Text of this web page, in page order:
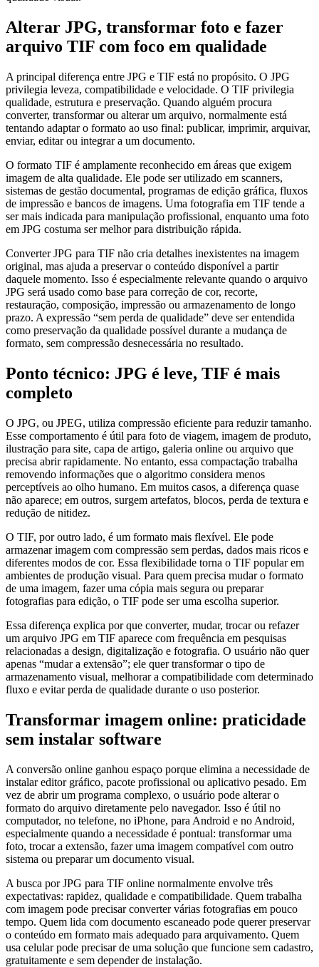
Alterar JPG, transformar foto e fazer
arquivo TIF com foco em qualidade
A principal diferença entre JPG e TIF está no propósito. O JPG
privilegia leveza, compatibilidade e velocidade. O TIF privilegia
qualidade, estrutura e preservação. Quando alguém procura
converter, transformar ou alterar um arquivo, normalmente está
tentando adaptar o formato ao uso final: publicar, imprimir, arquivar,
enviar, editar ou integrar a um documento.
O formato TIF é amplamente reconhecido em áreas que exigem
imagem de alta qualidade. Ele pode ser utilizado em scanners,
sistemas de gestão documental, programas de edição gráfica, fluxos
de impressão e bancos de imagens. Uma fotografia em TIF tende a
ser mais indicada para manipulação profissional, enquanto uma foto
em JPG costuma ser melhor para distribuição rápida.
Converter JPG para TIF não cria detalhes inexistentes na imagem
original, mas ajuda a preservar o conteúdo disponível a partir
daquele momento. Isso é especialmente relevante quando o arquivo
JPG será usado como base para correção de cor, recorte,
restauração, composição, impressão ou armazenamento de longo
prazo. A expressão “sem perda de qualidade” deve ser entendida
como preservação da qualidade possível durante a mudança de
formato, sem compressão desnecessária no resultado.
Ponto técnico: JPG é leve, TIF é mais
completo
O JPG, ou JPEG, utiliza compressão eficiente para reduzir tamanho.
Esse comportamento é útil para foto de viagem, imagem de produto,
ilustração para site, capa de artigo, galeria online ou arquivo que
precisa abrir rapidamente. No entanto, essa compactação trabalha
removendo informações que o algoritmo considera menos
perceptíveis ao olho humano. Em muitos casos, a diferença quase
não aparece; em outros, surgem artefatos, blocos, perda de textura e
redução de nitidez.
O TIF, por outro lado, é um formato mais flexível. Ele pode
armazenar imagem com compressão sem perdas, dados mais ricos e
diferentes modos de cor. Essa flexibilidade torna o TIF popular em
ambientes de produção visual. Para quem precisa mudar o formato
de uma imagem, fazer uma cópia mais segura ou preparar
fotografias para edição, o TIF pode ser uma escolha superior.
Essa diferença explica por que converter, mudar, trocar ou refazer
um arquivo JPG em TIF aparece com frequência em pesquisas
relacionadas a design, digitalização e fotografia. O usuário não quer
apenas “mudar a extensão”; ele quer transformar o tipo de
armazenamento visual, melhorar a compatibilidade com determinado
fluxo e evitar perda de qualidade durante o uso posterior.
Transformar imagem online: praticidade
sem instalar software
A conversão online ganhou espaço porque elimina a necessidade de
instalar editor gráfico, pacote profissional ou aplicativo pesado. Em
vez de abrir um programa complexo, o usuário pode alterar o
formato do arquivo diretamente pelo navegador. Isso é útil no
computador, no telefone, no iPhone, para Android e no Android,
especialmente quando a necessidade é pontual: transformar uma
foto, trocar a extensão, fazer uma imagem compatível com outro
sistema ou preparar um documento visual.
A busca por JPG para TIF online normalmente envolve três
expectativas: rapidez, qualidade e compatibilidade. Quem trabalha
com imagem pode precisar converter várias fotografias em pouco
tempo. Quem lida com documento escaneado pode querer preservar
o conteúdo em formato mais adequado para arquivamento. Quem
usa celular pode precisar de uma solução que funcione sem cadastro,
gratuitamente e sem depender de instalação.